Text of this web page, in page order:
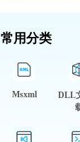
常用分类
Msxml
DLL